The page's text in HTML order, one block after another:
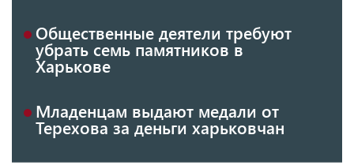
Общественные деятели требуют
убрать семь памятников в
Харькове
Младенцам выдают медали от
Терехова за деньги харьковчан